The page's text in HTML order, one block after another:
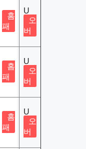
홈
패
U
오
버
홈
패
U
오
버
홈
패
U
오
버